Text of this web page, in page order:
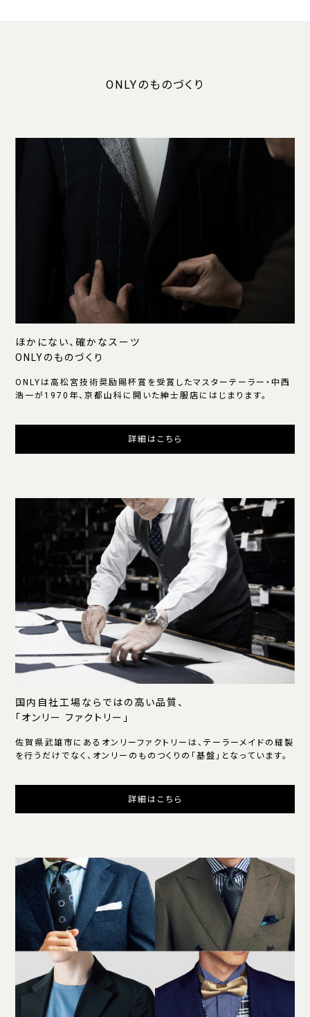
ONLYのものづくり
ほかにない、確かなスーツ
ONLYのものづくり
ONLYは高松宮技術奨励賜杯賞を受賞したマスターテーラー・中西
浩一が1970年、京都山科に開いた紳士服店にはじまります。
詳細はこちら
国内自社工場ならではの高い品質、
「オンリー ファクトリー」
佐賀県武雄市にあるオンリーファクトリーは、テーラーメイドの縫製
を行うだけでなく、オンリーのものつくりの「基盤」となっています。
詳細はこちら